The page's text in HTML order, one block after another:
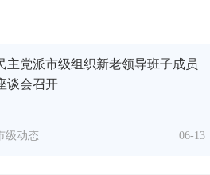
主党派市级组织新老领导班子成员
谈会召开
06-13
级动态